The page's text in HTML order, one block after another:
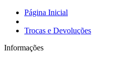
Página Inicial
Trocas e Devoluções
Informações